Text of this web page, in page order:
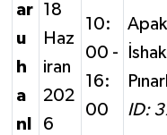
ar
u
h
a
nl
18
Haz
iran
202
6
10:
00 -
16:
00
ID: